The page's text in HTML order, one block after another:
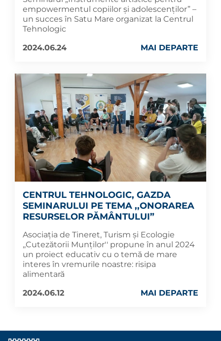
empowermentul copiilor și adolescenților” –
un succes în Satu Mare organizat la Centrul
Tehnologic
2024.06.24
MAI DEPARTE
CENTRUL TEHNOLOGIC, GAZDA
SEMINARULUI PE TEMA ,,ONORAREA
RESURSELOR PĂMÂNTULUI”
Asociația de Tineret, Turism și Ecologie
,,Cutezătorii Munților'' propune în anul 2024
un proiect educativ cu o temă de mare
interes în vremurile noastre: risipa
alimentară
2024.06.12
MAI DEPARTE